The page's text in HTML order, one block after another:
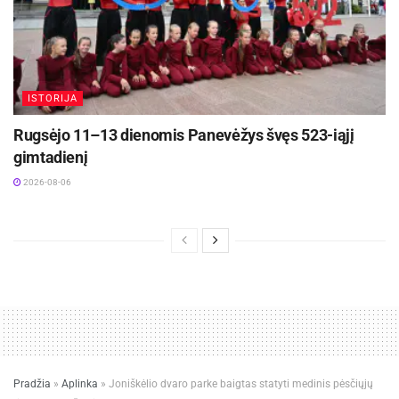
ISTORIJA
Rugsėjo 11–13 dienomis Panevėžys švęs 523-iąjį
gimtadienį
2026-08-06
Pradžia » Aplinka » Joniškėlio dvaro parke baigtas statyti medinis pėsčiųjų